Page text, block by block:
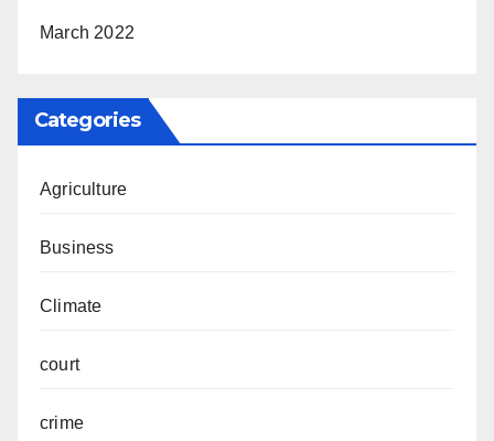
March 2022
Categories
Agriculture
Business
Climate
court
crime